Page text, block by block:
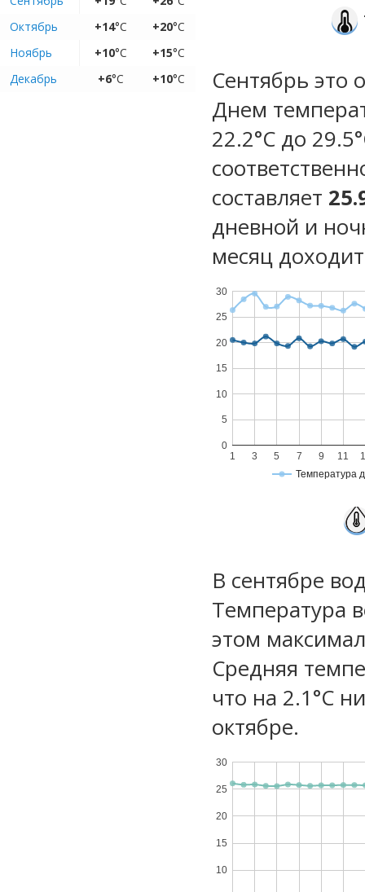
Октябрь
+14°C +20°C
Ноябрь
+10°C +15°C
Декабрь
+6°C +10°C
Сентябрь это
Днем
22.2°C до
составляет
дневной и
месяц
Температура
1 3 5 7 9 11
0
5
10
15
20
25
30
В сентябре
Температура
этом
Средняя
что на 2.1°C
октябре.
10
15
20
25
30